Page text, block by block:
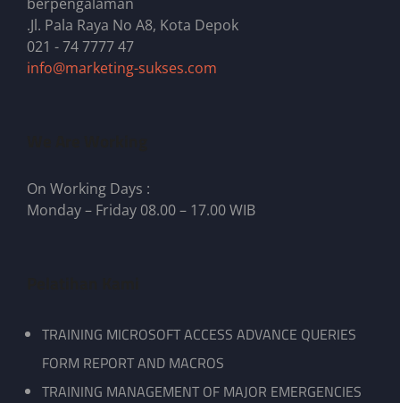
.Jl. Pala Raya No A8, Kota Depok
021 - 74 7777 47
info@marketing-sukses.com
On Working Days :
Monday – Friday 08.00 – 17.00 WIB
TRAINING MICROSOFT ACCESS ADVANCE QUERIES
FORM REPORT AND MACROS
TRAINING MANAGEMENT OF MAJOR EMERGENCIES